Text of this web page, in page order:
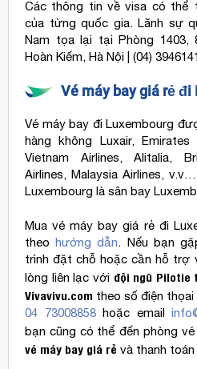
Các thông tin về visa có thể
của từng quốc gia. Lãnh sự
Nam tọa lại tại Phòng 1403,
Hoàn Kiếm, Hà Nội | (04)
Vé máy bay giá rẻ đi
Vé máy bay đi Luxembourg
hàng không Luxair, Emirates
Vietnam Airlines, Alitalia,
Airlines, Malaysia Airlines,
Luxembourg là sân bay
Mua vé máy bay giá rẻ đi
theohướng dẫn. Nếu bạn
trình đặt chỗ hoặc cần hỗ trợ
lòng liên lạc với đội ngũ Pilotie
Vivavivu.com theo số điện thọai
04 73008858hoặc email
bạn cũng có thể đến phòng
vé máy bay giá rẻ và thanh